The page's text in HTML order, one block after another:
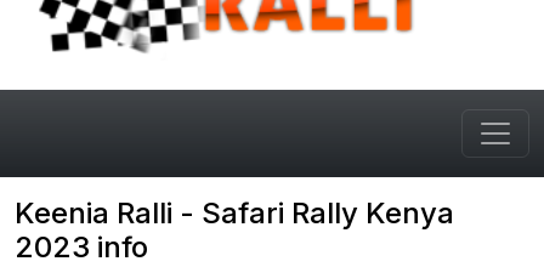
Keenia Ralli - Safari Rally Kenya
2023 info